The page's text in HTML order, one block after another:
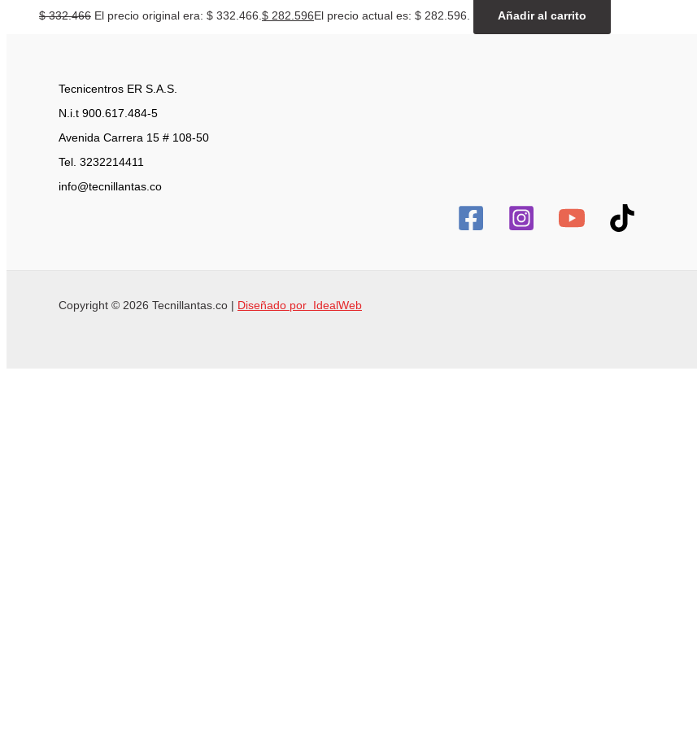
$332.466 El precio original era: $ 332.466. $ 282.596El precio actual es: $ 282.596. Añadir al carrito
Tecnicentros ER S.A.S.
N.i.t 900.617.484-5
Avenida Carrera 15 # 108-50
Tel. 3232214411
info@tecnillantas.co
Copyright © 2026 Tecnillantas.co | Diseñado por IdealWeb